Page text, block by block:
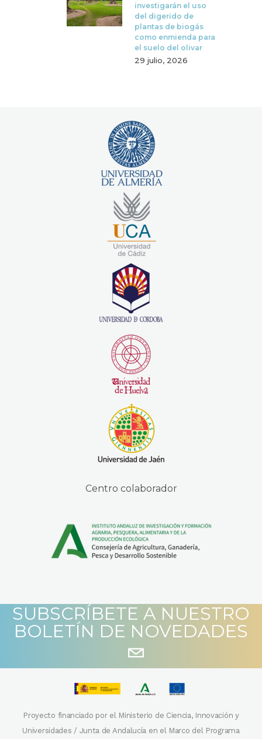
investigarán el uso
del digerido de
plantas de biogás
como enmienda para
el suelo del olivar
29 julio, 2026
Centro colaborador
SUBSCRÍBETE A NUESTRO
BOLETÍN DE NOVEDADES
Proyecto financiado por el Ministerio de Ciencia, Innovación y
Universidades / Junta de Andalucía en el Marco del Programa